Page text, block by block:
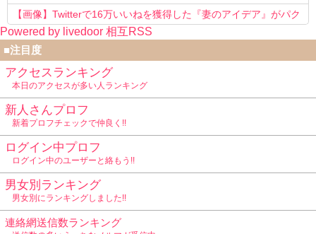
確定ｗｗ
【画像】Twitterで16万いいねを獲得した『妻のアイデア』がパク
リで草www
Powered by livedoor 相互RSS
■注目度
アクセスランキング
本日のアクセスが多い人ランキング
新人さんプロフ
新着プロフチェックで仲良く!!
ログイン中プロフ
ログイン中のユーザーと絡もう!!
男女別ランキング
男女別にランキングしました!!
連絡網送信数ランキング